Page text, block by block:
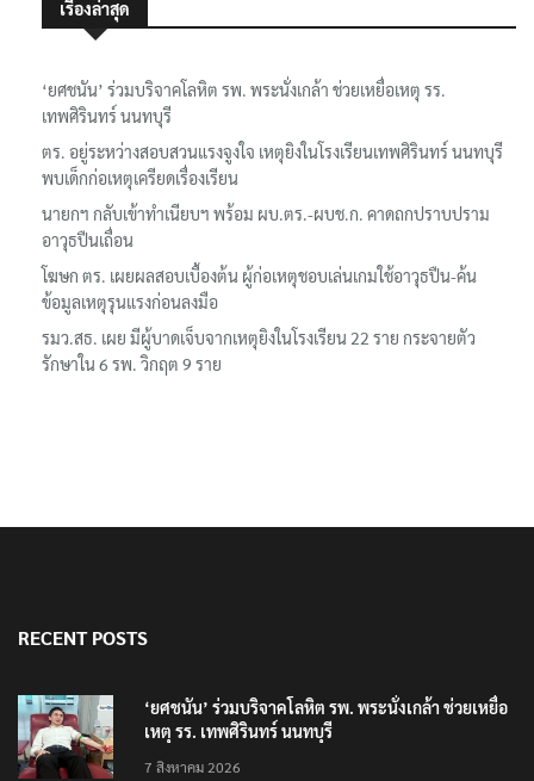
เรื่องล่าสุด
‘ยศชนัน’ ร่วมบริจาคโลหิต รพ. พระนั่งเกล้า ช่วยเหยื่อเหตุ รร.
เทพศิรินทร์ นนทบุรี
ตร. อยู่ระหว่างสอบสวนแรงจูงใจ เหตุยิงในโรงเรียนเทพศิรินทร์ นนทบุรี
พบเด็กก่อเหตุเครียดเรื่องเรียน
นายกฯ กลับเข้าทำเนียบฯ พร้อม ผบ.ตร.-ผบช.ก. คาดถกปราบปราม
อาวุธปืนเถื่อน
โฆษก ตร. เผยผลสอบเบื้องต้น ผู้ก่อเหตุชอบเล่นเกมใช้อาวุธปืน-ค้น
ข้อมูลเหตุรุนแรงก่อนลงมือ
รมว.สธ. เผย มีผู้บาดเจ็บจากเหตุยิงในโรงเรียน 22 ราย กระจายตัว
รักษาใน 6 รพ. วิกฤต 9 ราย
RECENT POSTS
‘ยศชนัน’ ร่วมบริจาคโลหิต รพ. พระนั่งเกล้า ช่วยเหยื่อ
เหตุ รร. เทพศิรินทร์ นนทบุรี
7 สิงหาคม 2026